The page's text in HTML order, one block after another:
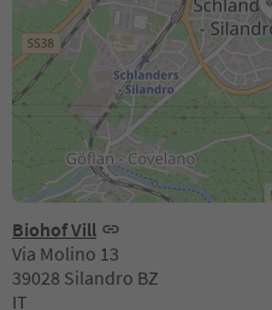
Biohof Vill
Via Molino 13
39028 Silandro BZ
IT